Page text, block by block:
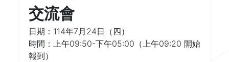
交流會
日期：114年7月24日（四）
時間：上午09:50-下午05:00（上午09:20 開始
報到）